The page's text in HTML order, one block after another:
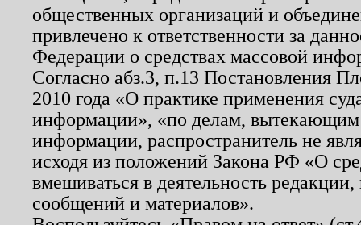
общественных организаций и
привлечено к ответственности за
Федерации о средствах массовой
Согласно абз.3, п.13 Постановления
2010 года «О практике применения
информации», «по делам, вытекающим
информации, распространитель не
исходя из положений Закона РФ «О
вмешиваться в деятельность
сообщений и материалов».